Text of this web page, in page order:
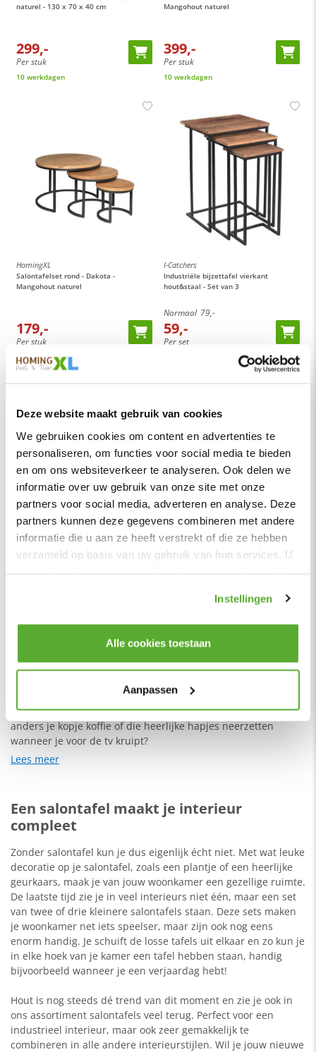
Deze website maakt gebruik van cookies
We gebruiken cookies om content en advertenties te
personaliseren, om functies voor social media te bieden
en om ons websiteverkeer te analyseren. Ook delen we
informatie over uw gebruik van onze site met onze
partners voor social media, adverteren en analyse. Deze
partners kunnen deze gegevens combineren met andere
informatie die u aan ze heeft verstrekt of die ze hebben
verzameld op basis van uw gebruik van hun services. U
Instellingen
Alle cookies toestaan
Aanpassen
naturel - 130 x 70 x 40 cm
299,-
Per stuk
10 werkdagen
Mangohout naturel
399,-
Per stuk
10 werkdagen
HomingXL
Salontafelset rond - Dakota -
Mangohout naturel
179,-
Per stuk
10 werkdagen
I-Catchers
Industriële bijzettafel vierkant
hout&staal - Set van 3
Normaal 79,-
59,-
Per set
I-Catchers
Industriële bijzettafel rond massief
Per set
1
Een salontafel is onmisbaar in je interieur. Waar moet je
anders je kopje koffie of die heerlijke hapjes neerzetten
wanneer je voor de tv kruipt?
Lees meer
Een salontafel maakt je interieur
compleet
Zonder salontafel kun je dus eigenlijk écht niet. Met wat leuke
decoratie op je salontafel, zoals een plantje of een heerlijke
geurkaars, maak je van jouw woonkamer een gezellige ruimte.
De laatste tijd zie je in veel interieurs niet één, maar een set
van twee of drie kleinere salontafels staan. Deze sets maken
je woonkamer net iets speelser, maar zijn ook nog eens
enorm handig. Je schuift de losse tafels uit elkaar en zo kun je
in elke hoek van je kamer een tafel hebben staan, handig
bijvoorbeeld wanneer je een verjaardag hebt!
Hout is nog steeds dé trend van dit moment en zie je ook in
ons assortiment salontafels veel terug. Perfect voor een
industrieel interieur, maar ook zeer gemakkelijk te
combineren in alle andere interieurstijlen. Wil je jouw nieuwe